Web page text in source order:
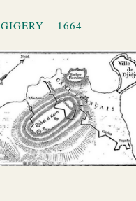
GIGERY – 1664